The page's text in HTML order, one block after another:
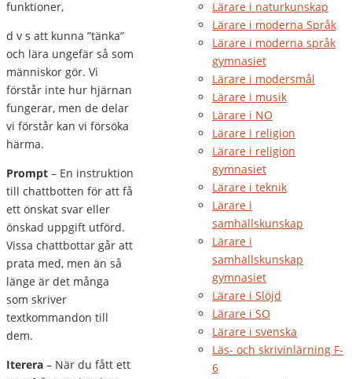
funktioner,
d v s att kunna ”tänka”
och lära ungefär så som
människor gör. Vi
förstår inte hur hjärnan
fungerar, men de delar
vi förstår kan vi försöka
härma.
Prompt – En instruktion
till chattbotten för att få
ett önskat svar eller
önskad uppgift utförd.
Vissa chattbottar går att
prata med, men än så
länge är det många
som skriver
textkommandon till
dem.
Iterera – När du fått ett
Lärare i naturkunskap
Lärare i moderna Språk
Lärare i moderna språk
gymnasiet
Lärare i modersmål
Lärare i musik
Lärare i NO
Lärare i religion
Lärare i religion
gymnasiet
Lärare i teknik
Lärare i
samhällskunskap
Lärare i
samhällskunskap
gymnasiet
Lärare i Slöjd
Lärare i SO
Lärare i svenska
Läs- och skrivinlärning F-
6